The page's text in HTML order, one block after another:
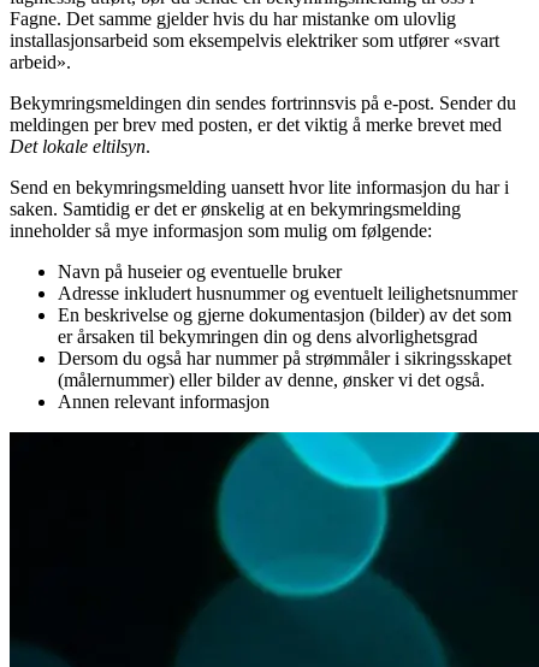
Fagne. Det samme gjelder hvis du har mistanke om ulovlig
installasjonsarbeid som eksempelvis elektriker som utfører «svart
arbeid».
Bekymringsmeldingen din sendes fortrinnsvis på e-post. Sender du
meldingen per brev med posten, er det viktig å merke brevet med
Det lokale eltilsyn.
Send en bekymringsmelding uansett hvor lite informasjon du har i
saken. Samtidig er det er ønskelig at en bekymringsmelding
inneholder så mye informasjon som mulig om følgende:
Navn på huseier og eventuelle bruker
Adresse inkludert husnummer og eventuelt leilighetsnummer
En beskrivelse og gjerne dokumentasjon (bilder) av det som
er årsaken til bekymringen din og dens alvorlighetsgrad
Dersom du også har nummer på strømmåler i sikringsskapet
(målernummer) eller bilder av denne, ønsker vi det også.
Annen relevant informasjon